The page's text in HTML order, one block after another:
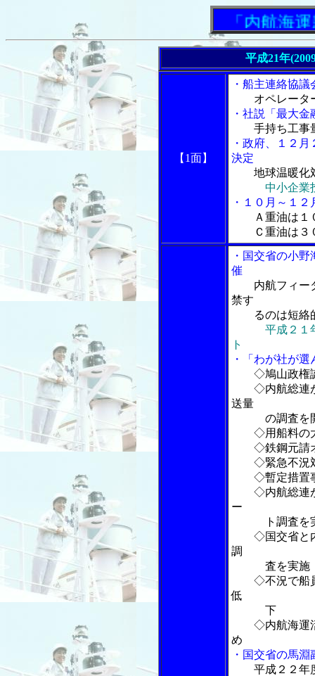
「内航海運新
平成21年
【1面】
・船主連絡協
オペレータ
・社説「最大
手持ち工事
・政府、１２
決定
地球温暖化
中小企業
・１０月～１
Ａ重油は
Ｃ重油は３０
・国交省の小
催
内航フィー
禁す
るのは短絡
平成２１
ト
・「わが社が
◇鳩山政権
◇内航総連が
送量
の調査を
◇用船料の大
◇鉄鋼元請オ
◇緊急不況対
◇暫定措置事
◇内航総連が
ー
ト調査を
◇国交省と内
調
査を実施
◇不況で船員
低
下
◇内航海運活
め
・国交省の馬
平成２２年